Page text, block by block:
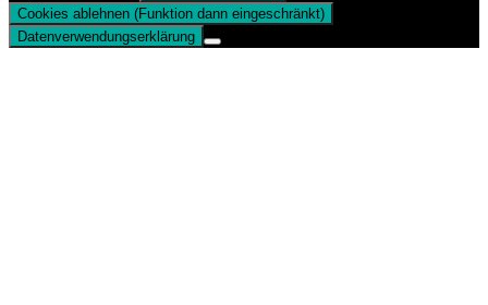
Cookies ablehnen (Funktion dann eingeschränkt)
Datenverwendungserklärung